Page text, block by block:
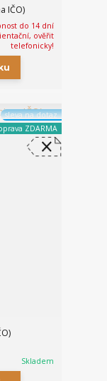
IČO)
do 14 dní
ověřit
telefonicky!
sleva na dotaz
ZDARMA
Skladem